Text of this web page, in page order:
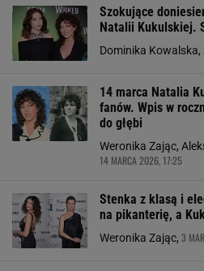
Szokujące
Natalii Kukulskiej.
Dominika Kowalska,
14 marca Natalia
fanów. Wpis w
do głębi
Weronika Zając,
14 MARCA 2026, 17:25
Stenka z klasą i
na pikanterię, a
Weronika Zając, 3